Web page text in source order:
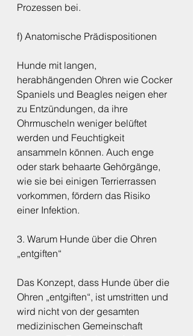
Prozessen bei.
f) Anatomische Prädispositionen
Hunde mit langen,
herabhängenden Ohren wie Cocker
Spaniels und Beagles neigen eher
zu Entzündungen, da ihre
Ohrmuscheln weniger belüftet
werden und Feuchtigkeit
ansammeln können. Auch enge
oder stark behaarte Gehörgänge,
wie sie bei einigen Terrierrassen
vorkommen, fördern das Risiko
einer Infektion.
3. Warum Hunde über die Ohren
„entgiften“
Das Konzept, dass Hunde über die
Ohren „entgiften“, ist umstritten und
wird nicht von der gesamten
medizinischen Gemeinschaft